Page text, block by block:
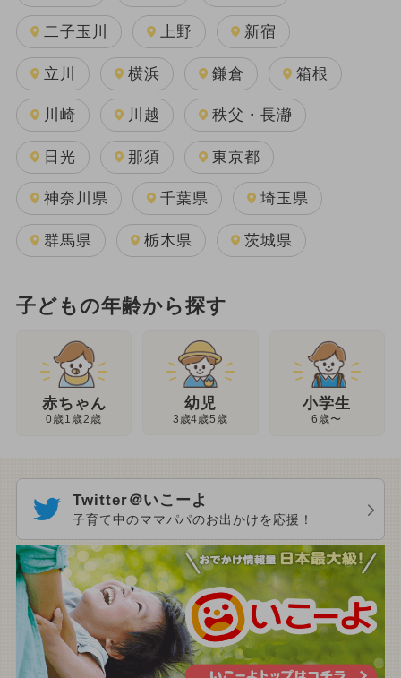
二子玉川 上野 新宿
立川 横浜 鎌倉 箱根
川崎 川越 秩父・長瀞
日光 那須 東京都
神奈川県 千葉県 埼玉県
群馬県 栃木県 茨城県
子どもの年齢から探す
赤ちゃん
0歳1歳2歳
幼児
3歳4歳5歳
小学生
6歳〜
Twitter＠いこーよ
子育て中のママパパのお出かけを応援！